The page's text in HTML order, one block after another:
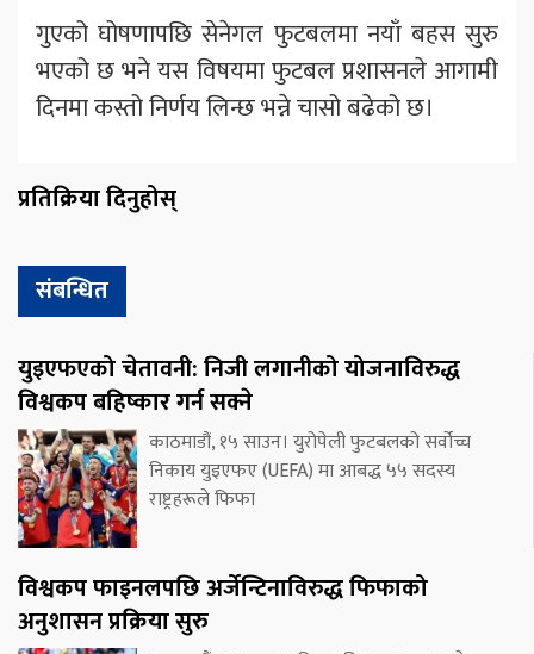
गुएको घोषणापछि सेनेगल फुटबलमा नयाँ बहस सुरु
भएको छ भने यस विषयमा फुटबल प्रशासनले आगामी
दिनमा कस्तो निर्णय लिन्छ भन्ने चासो बढेको छ।
प्रतिक्रिया दिनुहोस्
संबन्धित
युइएफएको चेतावनी: निजी लगानीको योजनाविरुद्ध
विश्वकप बहिष्कार गर्न सक्ने
काठमाडौं, १५ साउन। युरोपेली फुटबलको सर्वोच्च
निकाय युइएफए (UEFA) मा आबद्ध ५५ सदस्य
राष्ट्रहरूले फिफा
विश्वकप फाइनलपछि अर्जेन्टिनाविरुद्ध फिफाको
अनुशासन प्रक्रिया सुरु